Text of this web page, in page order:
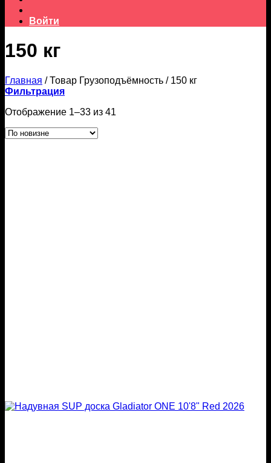
Войти
150 кг
Главная /Товар Грузоподъёмность /150 кг
Фильтрация
Отображение 1–33 из 41